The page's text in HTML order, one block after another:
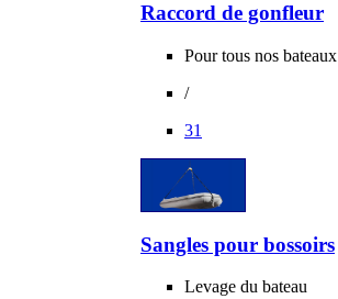
Raccord de gonfleur
Pour tous nos bateaux
/
31
Sangles pour bossoirs
Levage du bateau